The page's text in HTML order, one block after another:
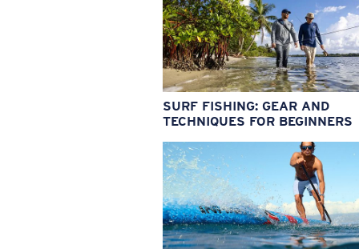
SURF FISHING: GEAR AND
TECHNIQUES FOR BEGINNERS